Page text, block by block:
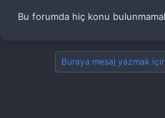
Bu forumda hiç konu
Buraya mesaj yazmak